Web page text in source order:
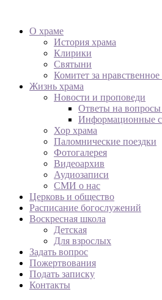
О храме
История храма
Клирики
Святыни
Комитет за
Жизнь храма
Новости и проповеди
Ответы на вопросы
Информационные
Хор храма
Паломнические поездки
Фотогалерея
Видеоархив
Аудиозаписи
СМИ о нас
Церковь и общество
Расписание богослужений
Воскресная школа
Детская
Для взрослых
Задать вопрос
Пожертвования
Подать записку
Контакты